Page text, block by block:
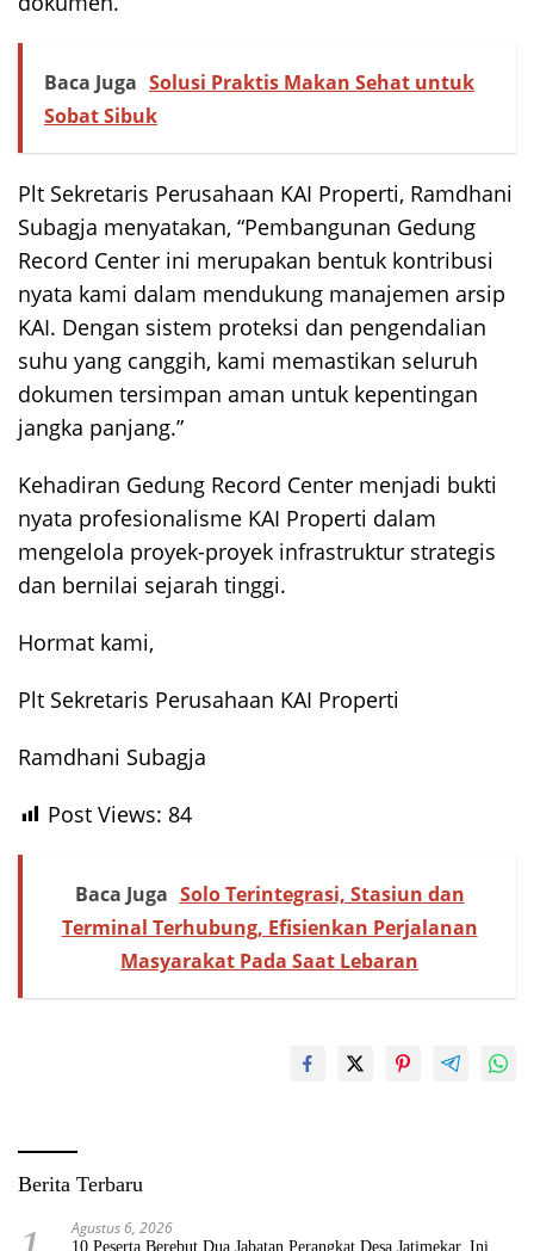
Baca Juga Solusi Praktis Makan Sehat untuk
Sobat Sibuk
Plt Sekretaris Perusahaan KAI Properti, Ramdhani
Subagja menyatakan, “Pembangunan Gedung
Record Center ini merupakan bentuk kontribusi
nyata kami dalam mendukung manajemen arsip
KAI. Dengan sistem proteksi dan pengendalian
suhu yang canggih, kami memastikan seluruh
dokumen tersimpan aman untuk kepentingan
jangka panjang.”
Kehadiran Gedung Record Center menjadi bukti
nyata profesionalisme KAI Properti dalam
mengelola proyek-proyek infrastruktur strategis
dan bernilai sejarah tinggi.
Hormat kami,
Plt Sekretaris Perusahaan KAI Properti
Ramdhani Subagja
Post Views: 84
Baca Juga Solo Terintegrasi, Stasiun dan
Terminal Terhubung, Efisienkan Perjalanan
Masyarakat Pada Saat Lebaran
Berita Terbaru
Agustus 6, 2026
10 Peserta Berebut Dua Jabatan Perangkat Desa Jatimekar, Ini